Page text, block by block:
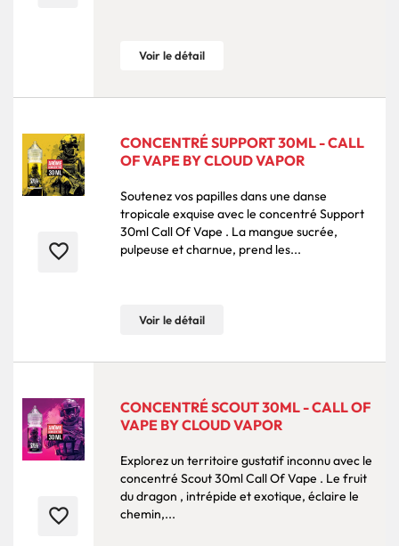
Voir le détail
favorite_border
CONCENTRÉ SUPPORT 30ML - CALL
OF VAPE BY CLOUD VAPOR
Soutenez vos papilles dans une danse
tropicale exquise avec le concentré Support
30ml Call Of Vape . La mangue sucrée,
pulpeuse et charnue, prend les...
Voir le détail
favorite_border
CONCENTRÉ SCOUT 30ML - CALL OF
VAPE BY CLOUD VAPOR
Explorez un territoire gustatif inconnu avec le
concentré Scout 30ml Call Of Vape . Le fruit
du dragon , intrépide et exotique, éclaire le
chemin,...